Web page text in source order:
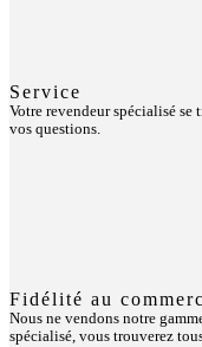
Service
Votre revendeur spécialisé
vos questions.
Fidélité au
Nous ne vendons notre
spécialisé, vous trouverez